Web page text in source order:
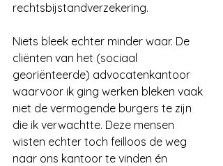
rechtsbijstandverzekering.
Niets bleek echter minder waar. De
cliënten van het (sociaal
georiënteerde) advocatenkantoor
waarvoor ik ging werken bleken vaak
niet de vermogende burgers te zijn
die ik verwachtte. Deze mensen
wisten echter toch feilloos de weg
naar ons kantoor te vinden én